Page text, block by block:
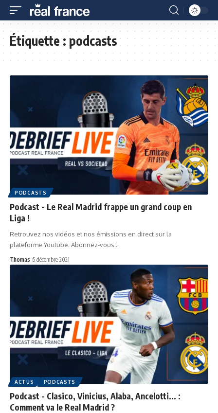
Étiquette :podcasts
PODCASTS
Podcast - Le Real Madrid frappe un grand coup en
Liga !
Retrouvez nos vidéos et nos émissions en direct sur la
plateforme Youtube. Abonnez-vous…
Thomas 5 décembre 2021
ACTUS PODCASTS
Podcast - Clasico, Vinicius, Alaba, Ancelotti... :
Comment va le Real Madrid ?